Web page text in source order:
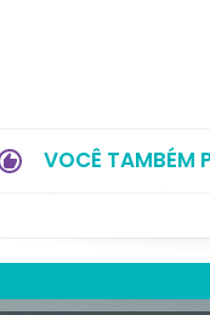
VOCÊ TAMBÉM